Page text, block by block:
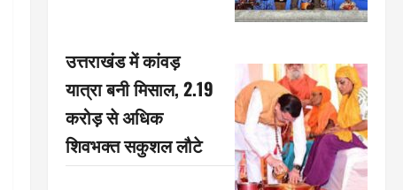
उत्तराखंड में कांवड़
यात्रा बनी मिसाल, 2.19
करोड़ से अधिक
शिवभक्त सकुशल लौटे